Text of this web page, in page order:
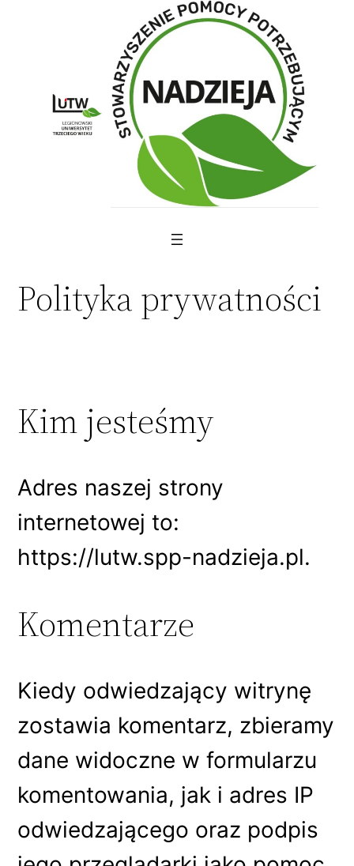
Polityka prywatności
Kim jesteśmy
Adres naszej strony
internetowej to:
https://lutw.spp-nadzieja.pl.
Komentarze
Kiedy odwiedzający witrynę
zostawia komentarz, zbieramy
dane widoczne w formularzu
komentowania, jak i adres IP
odwiedzającego oraz podpis